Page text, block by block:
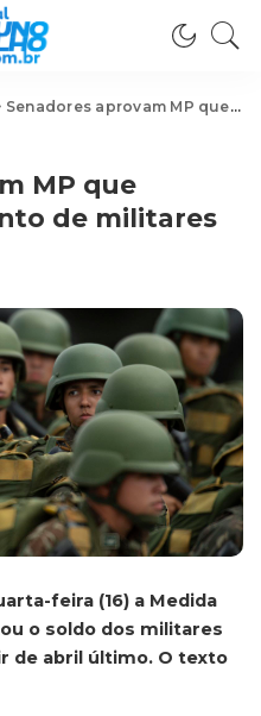
Senadores aprovam MP que aumenta vencimento de militares
MP que
de militares
feira (16) a Medida
o soldo dos militares
de abril último. O texto